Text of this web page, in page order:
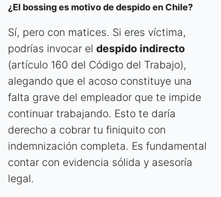
¿El bossing es motivo de despido en Chile?
Sí, pero con matices. Si eres víctima,
podrías invocar el despido indirecto
(artículo 160 del Código del Trabajo),
alegando que el acoso constituye una
falta grave del empleador que te impide
continuar trabajando. Esto te daría
derecho a cobrar tu finiquito con
indemnización completa. Es fundamental
contar con evidencia sólida y asesoría
legal.